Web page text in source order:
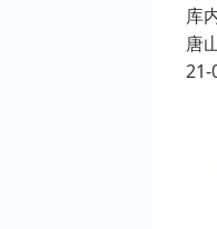
库
唐
21-